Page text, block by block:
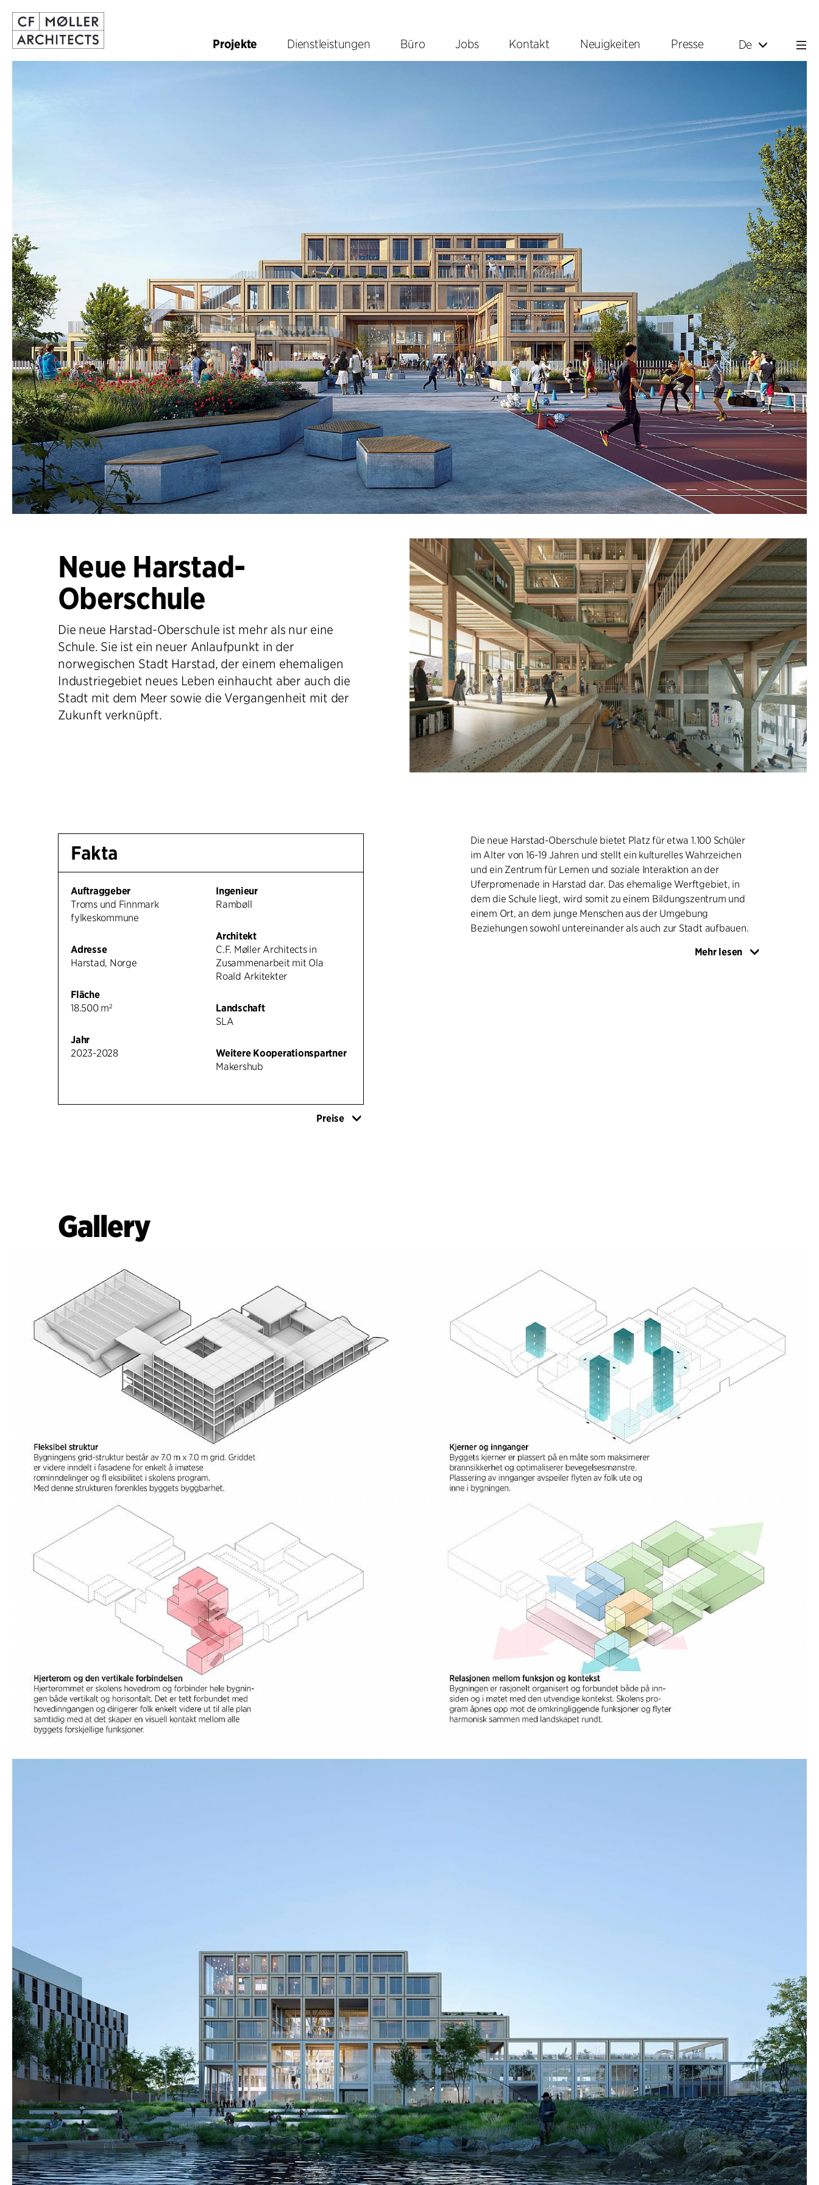
Projekte Dienstleistungen Büro Jobs Kontakt Neuigkeiten Presse De
Neue Harstad-
Oberschule
Die neue Harstad-Oberschule ist mehr als nur eine
Schule. Sie ist ein neuer Anlaufpunkt in der
norwegischen Stadt Harstad, der einem ehemaligen
Industriegebiet neues Leben einhaucht aber auch die
Stadt mit dem Meer sowie die Vergangenheit mit der
Zukunft verknüpft.
Fakta
Auftraggeber
Troms und Finnmark
fylkeskommune
Adresse
Harstad, Norge
Fläche
18.500 m²
Jahr
2023-2028
Ingenieur
Rambøll
Architekt
C.F. Møller Architects in
Zusammenarbeit mit Ola
Roald Arkitekter
Landschaft
SLA
Weitere Kooperationspartner
Makershub
Preise
Die neue Harstad-Oberschule bietet Platz für etwa 1.100 Schüler
im Alter von 16-19 Jahren und stellt ein kulturelles Wahrzeichen
und ein Zentrum für Lernen und soziale Interaktion an der
Uferpromenade in Harstad dar. Das ehemalige Werftgebiet, in
dem die Schule liegt, wird somit zu einem Bildungszentrum und
einem Ort, an dem junge Menschen aus der Umgebung
Beziehungen sowohl untereinander als auch zur Stadt aufbauen.
Die Schule bietet praktische und ebenso theoretische Fächer. Die
AUSSERHALB DER SCHULZEIT
Die Schule ist ein Treffpunkt für die gesamte Stadt, mit
zugänglichen Terrassen auf verschiedenen Ebenen und
Einrichtungen, die nach der Schulzeit genutzt werden können,
darunter Konzerte im Konzertsaal, Tanzkurse in den Tanzstudios
und Vorträge in der Bibliothek. Abends werden die Aktivitäten
der Schule den Hafen erleuchten.
Die Außenbereiche sind auf die örtliche Natur und den Charakter
der Küste ausgerichtet. Der Hafenpark ist ein neuer Treffpunkt
zwischen Stadt und Wasser, wo man spielen, entspannen und
sogar im Meer schwimmen und die Sauna nutzen kann. Der Park
umfasst auch natürliche Lösungen zur Bewältigung von
Regenwasser und Gezeiten.
Das Ziel ist, ein Energie-Plus-Gebäude zu werden, zertifiziert nach
dem BREEAM NOR-Standard "Sehr Gut", das Energie durch
Solarzellen auf dem Dach und der Fassade erzeugt und dabei
Materialien mit geringem CO2-Fußabdruck verwendet.
Mehr lesen
Gallery